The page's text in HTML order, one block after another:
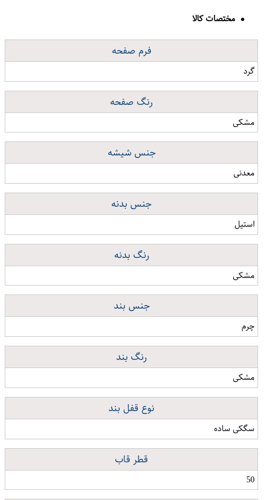
مختصات کالا
فرم صفحه
گرد
رنگ صفحه
مشکی
جنس شیشه
معدنی
جنس بدنه
استیل
رنگ بدنه
مشکی
جنس بند
چرم
رنگ بند
مشکی
نوع قفل بند
سگکی ساده
قطر قاب
50